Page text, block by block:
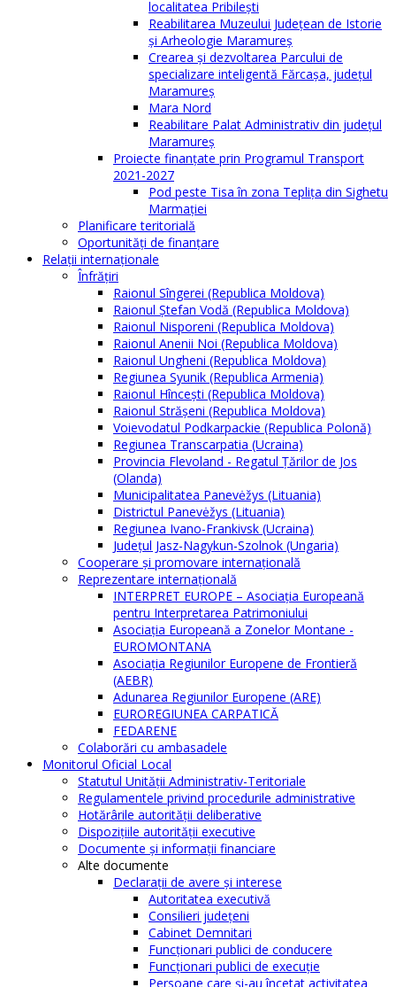
localitatea Pribilești
Reabilitarea Muzeului Județean de Istorie
și Arheologie Maramureș
Crearea și dezvoltarea Parcului de
specializare inteligentă Fărcașa, județul
Maramureș
Mara Nord
Reabilitare Palat Administrativ din județul
Maramureș
Proiecte finanțate prin Programul Transport
2021-2027
Pod peste Tisa în zona Teplița din Sighetu
Marmației
Planificare teritorială
Oportunităţi de finanţare
Relaţii internaţionale
Înfrăţiri
Raionul Sîngerei (Republica Moldova)
Raionul Ștefan Vodă (Republica Moldova)
Raionul Nisporeni (Republica Moldova)
Raionul Anenii Noi (Republica Moldova)
Raionul Ungheni (Republica Moldova)
Regiunea Syunik (Republica Armenia)
Raionul Hîncești (Republica Moldova)
Raionul Străşeni (Republica Moldova)
Voievodatul Podkarpackie (Republica Polonă)
Regiunea Transcarpatia (Ucraina)
Provincia Flevoland - Regatul Ţărilor de Jos
(Olanda)
Municipalitatea Panevėžys (Lituania)
Districtul Panevėžys (Lituania)
Regiunea Ivano-Frankivsk (Ucraina)
Judeţul Jasz-Nagykun-Szolnok (Ungaria)
Cooperare şi promovare internaţională
Reprezentare internaţională
INTERPRET EUROPE – Asociația Europeană
pentru Interpretarea Patrimoniului
Asociația Europeană a Zonelor Montane -
EUROMONTANA
Asociația Regiunilor Europene de Frontieră
(AEBR)
Adunarea Regiunilor Europene (ARE)
EUROREGIUNEA CARPATICĂ
FEDARENE
Colaborări cu ambasadele
Monitorul Oficial Local
Statutul Unităţii Administrativ-Teritoriale
Regulamentele privind procedurile administrative
Hotărârile autorităţii deliberative
Dispoziţiile autorităţii executive
Documente şi informaţii financiare
Alte documente
Declaraţii de avere şi interese
Autoritatea executivă
Consilieri judeţeni
Cabinet Demnitari
Funcţionari publici de conducere
Funcționari publici de execuție
Persoane care şi-au încetat activitatea